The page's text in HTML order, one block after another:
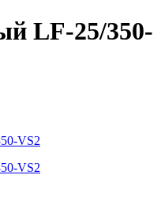
LF-25/350-